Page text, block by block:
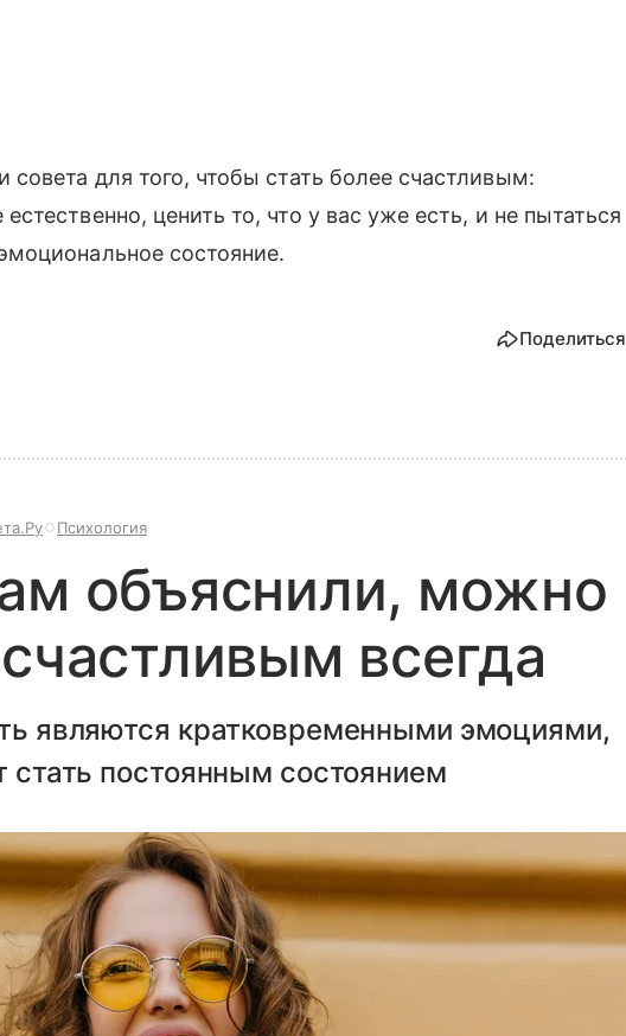
совета для того, чтобы стать более счастливым:
ценить то, что у вас уже есть, и не пытаться
состояние.
Поделиться
Психология
объяснили, можно
всегда
являются кратковременными эмоциями,
стать постоянным состоянием